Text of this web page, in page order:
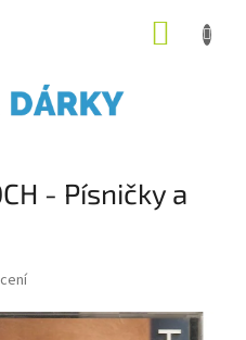
- Písničky a